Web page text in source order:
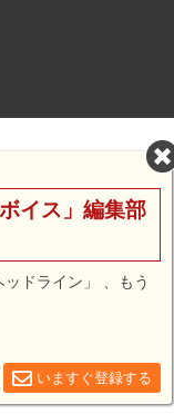
イス」編集部
ドライン」 、もう
いますぐ登録する